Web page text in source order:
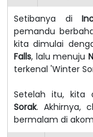
Setibanya di
pemandu
kita dimulai
Falls, lalu menuju
terkenal 'Winter
Setelah itu, kita
Sorak. Akhirnya,
bermalam di